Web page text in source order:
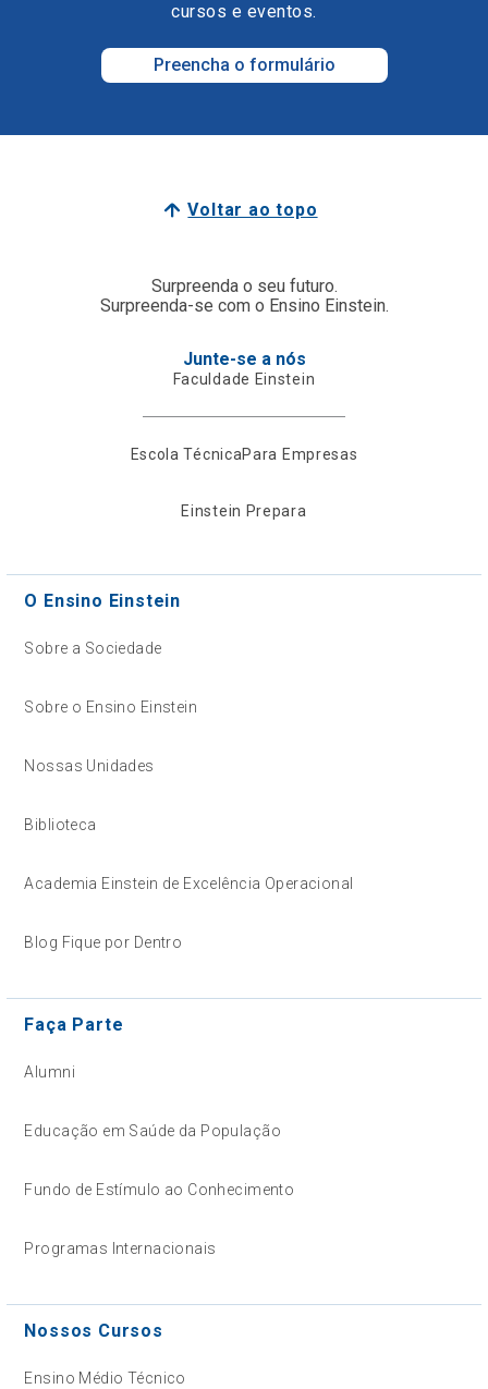
cursos e eventos.
Preencha o formulário
Voltar ao topo
Surpreenda o seu futuro.
Surpreenda-se com o Ensino Einstein.
Junte-se a nós
Faculdade Einstein
Escola TécnicaPara Empresas
Einstein Prepara
O Ensino Einstein
Sobre a Sociedade
Sobre o Ensino Einstein
Nossas Unidades
Biblioteca
Academia Einstein de Excelência Operacional
Blog Fique por Dentro
Faça Parte
Alumni
Educação em Saúde da População
Fundo de Estímulo ao Conhecimento
Programas Internacionais
Nossos Cursos
Ensino Médio Técnico